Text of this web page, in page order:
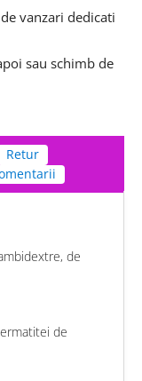
vanzari dedicati
sau schimb de
Retur
de
de